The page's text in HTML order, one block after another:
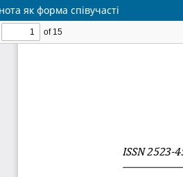
як форма співучасті